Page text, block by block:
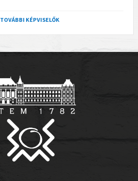
TOVÁBBI KÉPVISELŐK